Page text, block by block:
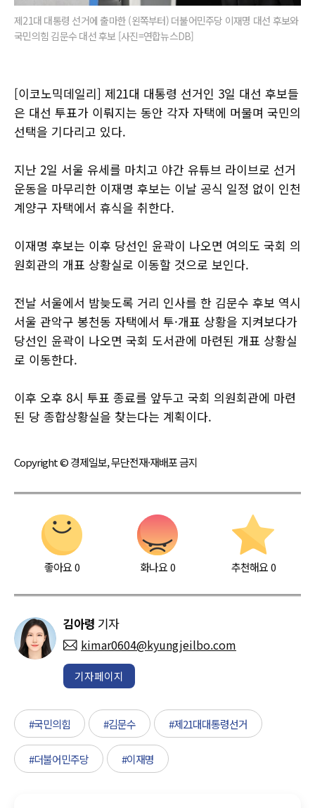
제21대 대통령 선거에 출마한 (왼쪽부터) 더불어민주당 이재명 대선 후보와
국민의힘 김문수 대선 후보 [사진=연합뉴스DB]
[이코노믹데일리] 제21대 대통령 선거인 3일 대선 후보들
은 대선 투표가 이뤄지는 동안 각자 자택에 머물며 국민의
선택을 기다리고 있다.
지난 2일 서울 유세를 마치고 야간 유튜브 라이브로 선거
운동을 마무리한 이재명 후보는 이날 공식 일정 없이 인천
계양구 자택에서 휴식을 취한다.
이재명 후보는 이후 당선인 윤곽이 나오면 여의도 국회 의
원회관의 개표 상황실로 이동할 것으로 보인다.
전날 서울에서 밤늦도록 거리 인사를 한 김문수 후보 역시
서울 관악구 봉천동 자택에서 투·개표 상황을 지켜보다가
당선인 윤곽이 나오면 국회 도서관에 마련된 개표 상황실
로 이동한다.
이후 오후 8시 투표 종료를 앞두고 국회 의원회관에 마련
된 당 종합상황실을 찾는다는 계획이다.
Copyright © 경제일보, 무단전재·재배포 금지
좋아요0 화나요0 추천해요 0
김아령 기자
kimar0604@kyungjeilbo.com
기자페이지
#국민의힘 #김문수 #제21대대통령선거
#더불어민주당 #이재명